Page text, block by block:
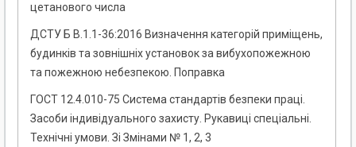
цетанового числа
ДСТУ Б В.1.1-36:2016 Визначення категорій приміщень,
будинків та зовнішніх установок за вибухопожежною
та пожежною небезпекою. Поправка
ГОСТ 12.4.010-75 Система стандартів безпеки праці.
Засоби індивідуального захисту. Рукавиці спеціальні.
Технічні умови. Зі Змінами № 1, 2, 3